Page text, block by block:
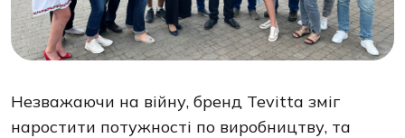
Незважаючи на війну, бренд Tevitta зміг
наростити потужності по виробництву, та